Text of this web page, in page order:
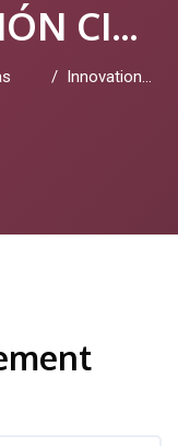
AULA PROTECCIÓN CIVIL SINALOA
Innovation Management Systems